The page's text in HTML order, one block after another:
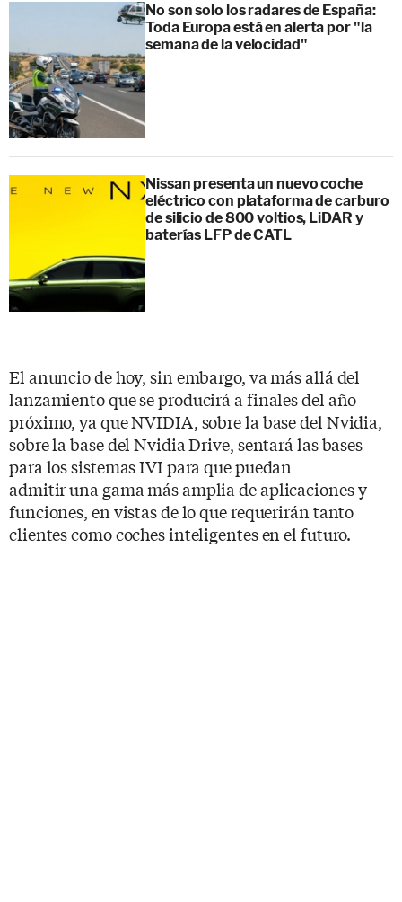
No son solo los radares de España:
Toda Europa está en alerta por "la
semana de la velocidad"
Nissan presenta un nuevo coche
eléctrico con plataforma de carburo
de silicio de 800 voltios, LiDAR y
baterías LFP de CATL
El anuncio de hoy, sin embargo, va más allá del
lanzamiento que se producirá a finales del año
próximo, ya que NVIDIA, sobre la base del Nvidia,
sobre la base del Nvidia Drive, sentará las bases
para los sistemas IVI para que puedan
admitir una gama más amplia de aplicaciones y
funciones, en vistas de lo que requerirán tanto
clientes como coches inteligentes en el futuro.